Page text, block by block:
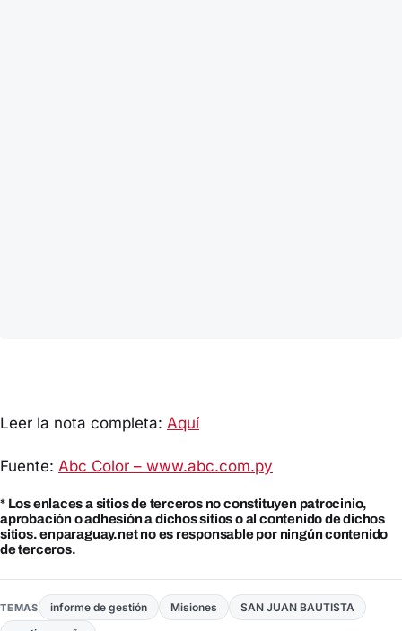
Leer la nota completa: Aquí
Fuente: Abc Color – www.abc.com.py
* Los enlaces a sitios de terceros no constituyen patrocinio,
aprobación o adhesión a dichos sitios o al contenido de dichos
sitios. enparaguay.net no es responsable por ningún contenido
de terceros.
TEMAS informe de gestión Misiones
SAN JUAN BAUTISTA